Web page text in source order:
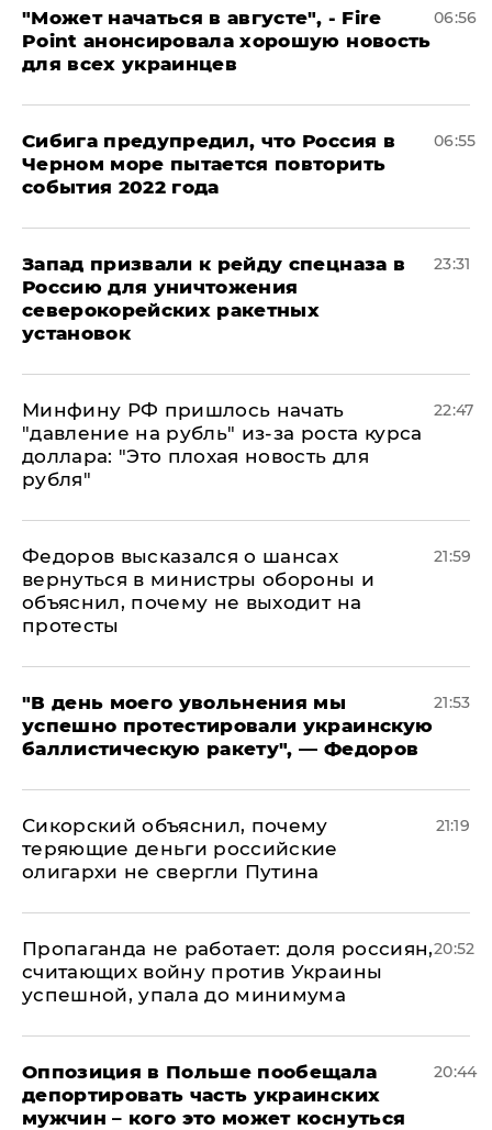
"Может начаться в августе", - Fire
Point анонсировала хорошую новость
для всех украинцев
06:56
Сибига предупредил, что Россия в
Черном море пытается повторить
события 2022 года
06:55
Запад призвали к рейду спецназа в
Россию для уничтожения
северокорейских ракетных
установок
23:31
Минфину РФ пришлось начать
"давление на рубль" из-за роста курса
доллара: "Это плохая новость для
рубля"
22:47
Федоров высказался о шансах
вернуться в министры обороны и
объяснил, почему не выходит на
протесты
21:59
​"В день моего увольнения мы
успешно протестировали украинскую
баллистическую ракету", — Федоров
21:53
Сикорский объяснил, почему
теряющие деньги российские
олигархи не свергли Путина
21:19
​Пропаганда не работает: доля россиян,
считающих войну против Украины
успешной, упала до минимума
20:52
Оппозиция в Польше пообещала
депортировать часть украинских
мужчин – кого это может коснуться
20:44